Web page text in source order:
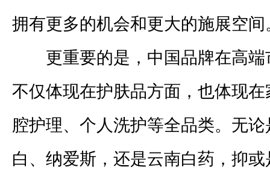
拥有更多的机会和更大的施展空间
更重要的是，中国品牌在高端
不仅体现在护肤品方面，也体现
腔护理、个人洗护等全品类。无
白、纳爱斯，还是云南白药，抑